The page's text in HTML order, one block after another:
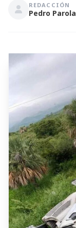
REDACCIÓN
Pedro Parola